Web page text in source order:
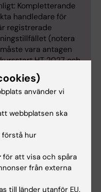
Kompletterande
handledare för
registrerade
(notera
vara antagen
HT 2027 och
kompletterande
Kumanowska
klinik
de aktuella
att
använder vi
webbplatsen ska
hur
för att visa och spåra
från externa
till länder utanför EU.